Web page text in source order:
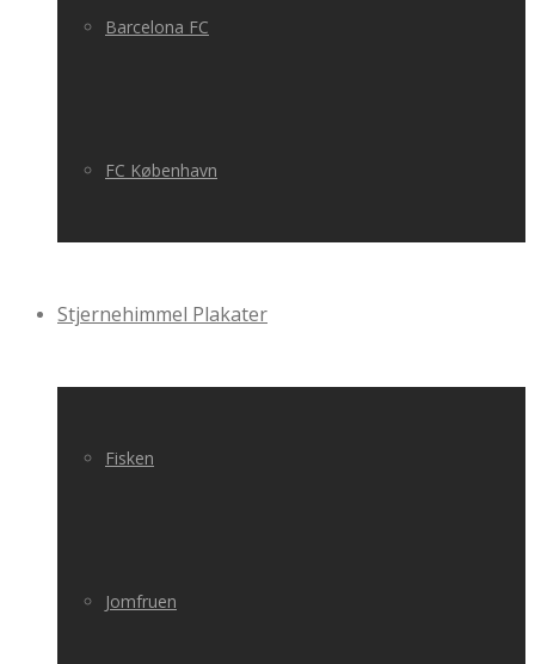
Barcelona FC
FC København
Stjernehimmel Plakater
Fisken
Jomfruen